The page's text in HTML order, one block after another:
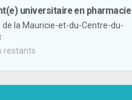
universitaire en pharmacie
de la Mauricie-et-du-Centre-du-
restants